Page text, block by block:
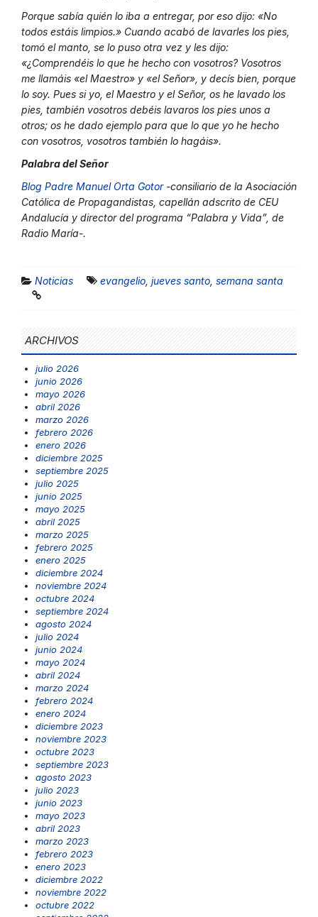
Porque sabía quién lo iba a entregar, por eso dijo: «No
todos estáis limpios.» Cuando acabó de lavarles los pies,
tomó el manto, se lo puso otra vez y les dijo:
«¿Comprendéis lo que he hecho con vosotros? Vosotros
me llamáis «el Maestro» y «el Señor», y decís bien, porque
lo soy. Pues si yo, el Maestro y el Señor, os he lavado los
pies, también vosotros debéis lavaros los pies unos a
otros; os he dado ejemplo para que lo que yo he hecho
con vosotros, vosotros también lo hagáis».
Palabra del Señor
Blog Padre Manuel Orta Gotor-consiliario de la Asociación
Católica de Propagandistas, capellán adscrito de CEU
Andalucía y director del programa “Palabra y Vida”, de
Radio María-.
Noticias evangelio jueves santo semana santa
ARCHIVOS
julio 2026
junio 2026
mayo 2026
abril 2026
marzo 2026
febrero 2026
enero 2026
diciembre 2025
septiembre 2025
julio 2025
junio 2025
mayo 2025
abril 2025
marzo 2025
febrero 2025
enero 2025
diciembre 2024
noviembre 2024
octubre 2024
septiembre 2024
agosto 2024
julio 2024
junio 2024
mayo 2024
abril 2024
marzo 2024
febrero 2024
enero 2024
diciembre 2023
noviembre 2023
octubre 2023
septiembre 2023
agosto 2023
julio 2023
junio 2023
mayo 2023
abril 2023
marzo 2023
febrero 2023
enero 2023
diciembre 2022
noviembre 2022
octubre 2022